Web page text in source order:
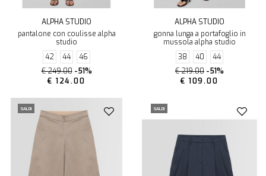
ALPHA STUDIO
pantalone con coulisse alpha
studio
42
44
46
€ 249.00 -51%
€ 124.00
ALPHA STUDIO
gonna lunga a portafoglio in
mussola alpha studio
38
40
44
€ 219.00 -51%
€ 109.00
SALDI SALDI